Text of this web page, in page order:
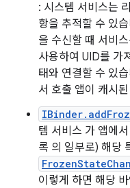
: 시스템 서비스는
항을 추적할 수 있
을 수신할 때 서비
사용하여 UID를 가
태와 연결할 수 있
서 호출 앱이 캐시
템 서비스 가 앱에
록 의 일부로) 해당
이렇게 하면 해당